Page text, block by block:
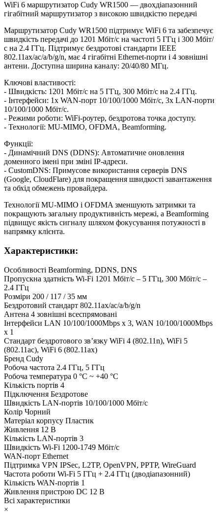
WiFi 6 маршрутизатор Cudy WR1500 — двохдіапазонний
гігабітний маршрутизатор з високою швидкістю передачі
Маршрутизатор Cudy WR1500 підтримує WiFi 6 та забезпечує
швидкість передачі до 1201 Мбіт/с на частоті 5 ГГц і 300 Мбіт/
с на 2.4 ГГц. Підтримує бездротові стандарти IEEE
802.11ax/ac/a/b/g/n, має 4 гігабітні Ethernet-порти і 4 зовнішні
антени. Доступна ширина каналу: 20/40/80 МГц.
Ключові властивості:
- Швидкість: 1201 Мбіт/с на 5 ГГц, 300 Мбіт/с на 2.4 ГГц.
- Інтерфейси: 1x WAN-порт 10/100/1000 Мбіт/с, 3x LAN-порти
10/100/1000 Мбіт/с.
- Режими роботи: WiFi-роутер, бездротова точка доступу.
- Технології: MU-MIMO, OFDMA, Beamforming.
Функції:
- Динамічний DNS (DDNS): Автоматичне оновлення
доменного імені при зміні IP-адреси.
- CustomDNS: Примусове використання серверів DNS
(Google, CloudFlare) для покращення швидкості завантаження
та обхід обмежень провайдера.
Технології MU-MIMO і OFDMA зменшують затримки та
покращують загальну продуктивність мережі, а Beamforming
підвищує якість сигналу шляхом фокусування потужності в
напрямку клієнта.
Характеристики:
Особливості Beamforming, DDNS, DNS
Пропускна здатність Wi-Fi 1201 Мбіт/с – 5 ГГц, 300 Мбіт/с –
2.4 ГГц
Розміри 200 / 117 / 35 мм
Бездротовий стандарт 802.11ax/ac/a/b/g/n
Антена 4 зовнішні всеспрямовані
Інтерфейси LAN 10/100/1000Mbps x 3, WAN 10/100/1000Mbps
x 1
Стандарт бездротового зв’язку WiFi 4 (802.11n), WiFi 5
(802.11ac), WiFi 6 (802.11ax)
Бренд Cudy
Робоча частота 2.4 ГГц, 5 ГГц
Робоча температура 0 °C ~ +40 °C
Кількість портів 4
Підключення Бездротове
Швидкість LAN-портів 10/100/1000 Мбіт/с
Колір Чорний
Матеріал корпусу Пластик
Живлення 12 В
Кількість LAN-портів 3
Швидкість Wi-Fi 1200-1749 Мбіт/с
WAN-порт Ethernet
Підтримка VPN IPSec, L2TP, OpenVPN, PPTP, WireGuard
Частота роботи Wi-Fi 5 ГГц + 2.4 ГГц (дводіапазонний)
Кількість WAN-портів 1
Живлення пристрою DC 12 В
Всі характеристики
×